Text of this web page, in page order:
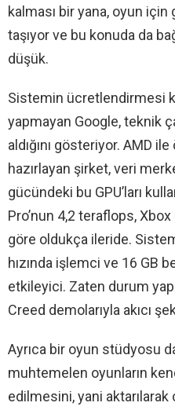
kalması bir yana, oyun
taşıyor ve bu konuda da
düşük.
Sistemin ücretlendirmesi
yapmayan Google, teknik
aldığını gösteriyor. AMD
hazırlayan şirket, veri
gücündeki bu GPU’ları
Pro’nun 4,2 teraflops, Xbox
göre oldukça ileride.
hızında işlemci ve 16 GB
etkileyici. Zaten durum
Creed demolarıyla akıcı
Ayrıca bir oyun stüdyosu
muhtemelen oyunların
edilmesini, yani aktarılarak